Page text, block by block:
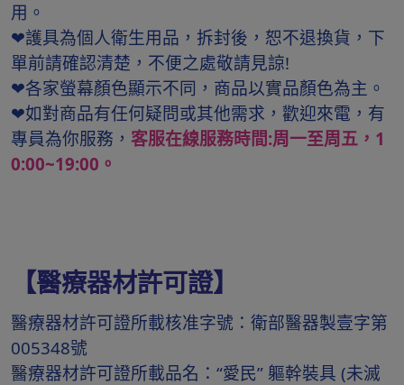
用。
❤護具為個人衛生用品，拆封後，恕不退換貨，下
單前請確認清楚，不便之處敬請見諒!
❤各家螢幕顏色顯示不同，商品以實品顏色為主。
❤如對商品有任何疑問或其他需求，歡迎來電，有
專員為你服務， 客服在線服務時間:周一至周五，1
0:00~19:00。
【醫療器材許可證】
醫療器材許可證所載核准字號：衛部醫器製壹字第
005348號
醫療器材許可證所載品名：“愛民” 軀幹裝具 (未滅